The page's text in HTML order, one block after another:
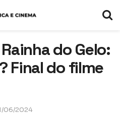
do Gelo:
Final do filme
06/2024